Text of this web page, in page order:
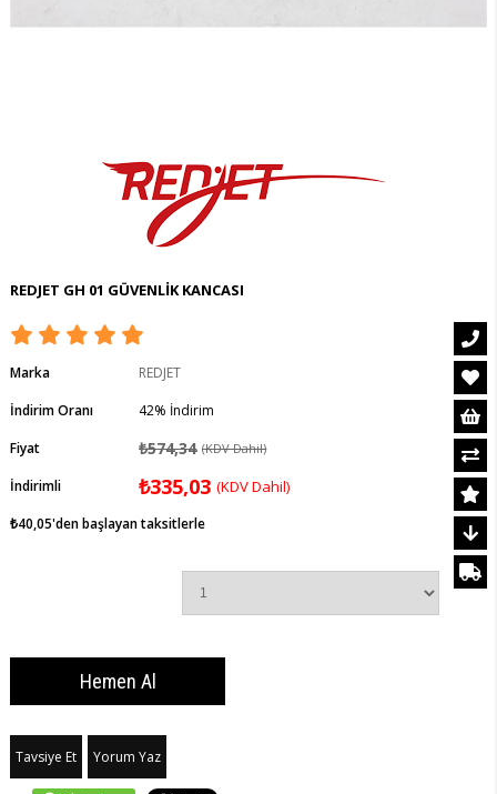
REDJET GH 01 GÜVENLİK KANCASI
Marka
REDJET
İndirim Oranı
%
42
İndirim
Fiyat
₺574,34 (KDV Dahil)
İndirimli ₺335,03 (KDV Dahil)
₺40,05'den başlayan taksitlerle
Tavsiye Et Yorum Yaz